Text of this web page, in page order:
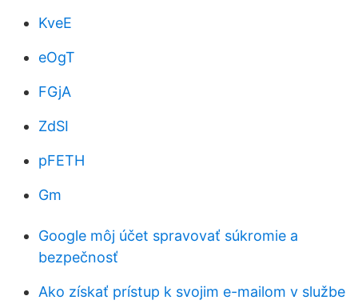
KveE
eOgT
FGjA
ZdSI
pFETH
Gm
Google môj účet spravovať súkromie a
bezpečnosť
Ako získať prístup k svojim e-mailom v službe